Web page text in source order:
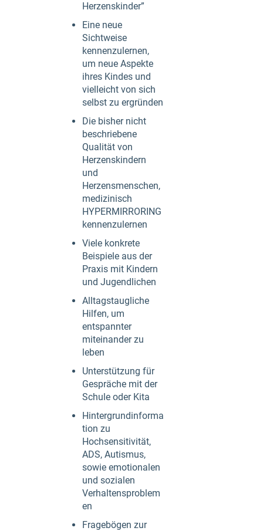
Herzenskinder”
Eine neue
Sichtweise
kennenzulernen,
um neue Aspekte
ihres Kindes und
vielleicht von sich
selbst zu ergründen
Die bisher nicht
beschriebene
Qualität von
Herzenskindern
und
Herzensmenschen,
medizinisch
HYPERMIRRORING
kennenzulernen
Viele konkrete
Beispiele aus der
Praxis mit Kindern
und Jugendlichen
Alltagstaugliche
Hilfen, um
entspannter
miteinander zu
leben
Unterstützung für
Gespräche mit der
Schule oder Kita
Hintergrundinforma
tion zu
Hochsensitivität,
ADS, Autismus,
sowie emotionalen
und sozialen
Verhaltensproblem
en
Fragebögen zur